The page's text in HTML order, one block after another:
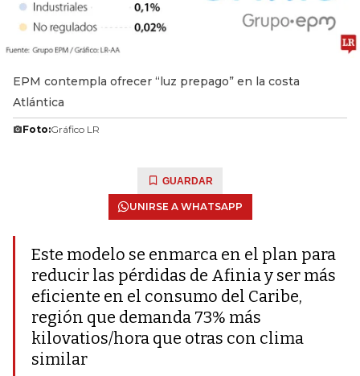
EPM contempla ofrecer “luz prepago” en la costa
Atlántica
Foto:Gráfico LR
GUARDAR
UNIRSE A WHATSAPP
Este modelo se enmarca en el plan para
reducir las pérdidas de Afinia y ser más
eficiente en el consumo del Caribe,
región que demanda 73% más
kilovatios/hora que otras con clima
similar